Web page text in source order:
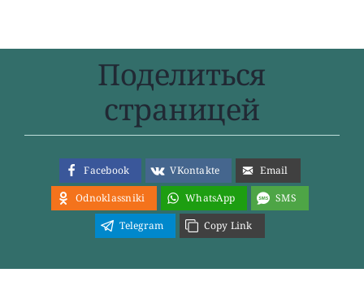
Поделиться
страницей
Facebook VKontakte
Email
Odnoklassniki
WhatsApp
SMS
Telegram
Copy Link